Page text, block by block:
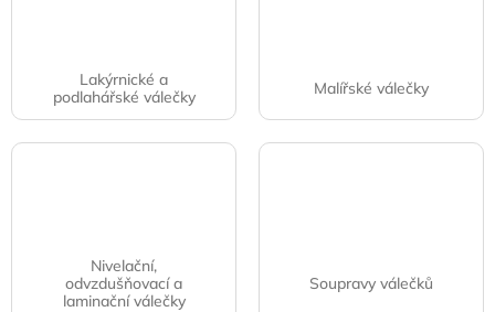
Lakýrnické a
podlahářské válečky
Malířské válečky
Nivelační,
odvzdušňovací a
laminační válečky
Soupravy válečků